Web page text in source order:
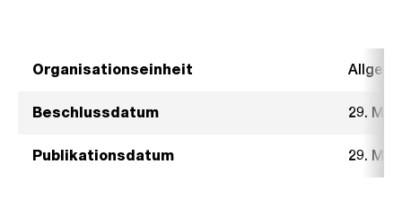
Organisationseinheit
Beschlussdatum 29. Mai
Publikationsdatum 29. Mai